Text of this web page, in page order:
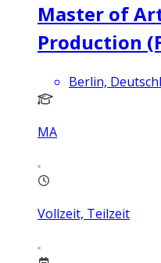
Master of
Production
Berlin,
MA
Vollzeit, Teilzeit